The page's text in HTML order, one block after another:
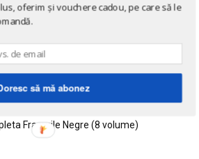
patru carti clasice ale Chinei
Fracurile Negre (8 volume)
oferim și vouchere cadou, pe care să le
să mă abonez